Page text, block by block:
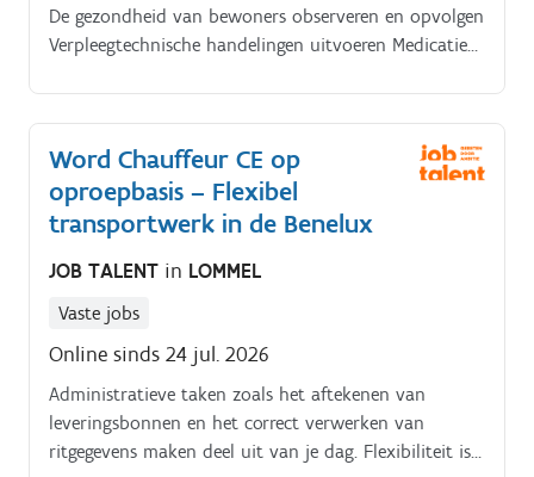
De gezondheid van bewoners observeren en opvolgen
Verpleegtechnische handelingen uitvoeren Medicatie
Samenwerken in een multidisciplinair team
Verpleegkundige dossiers bijhouden.
Word Chauffeur CE op
oproepbasis – Flexibel
transportwerk in de Benelux
JOB TALENT in LOMMEL
Vaste jobs
Online sinds 24 jul. 2026
Administratieve taken zoals het aftekenen van
leveringsbonnen en het correct verwerken van
ritgegevens maken deel uit van je dag. Flexibiliteit is